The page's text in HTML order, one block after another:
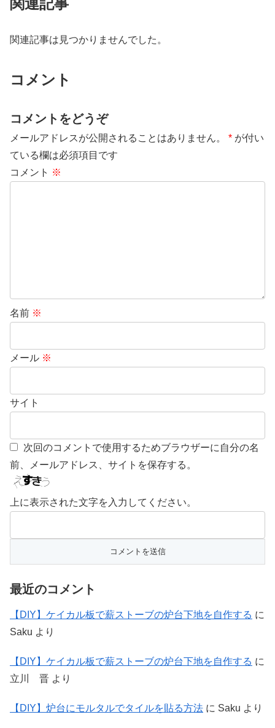
関連記事は見つかりませんでした。
コメント
コメントをどうぞ
メールアドレスが公開されることはありません。 * が付い
ている欄は必須項目です
コメント ※
名前 ※
メール ※
サイト
次回のコメントで使用するためブラウザーに自分の名
前、メールアドレス、サイトを保存する。
上に表示された文字を入力してください。
最近のコメント
【DIY】ケイカル板で薪ストーブの炉台下地を自作する に
Saku より
【DIY】ケイカル板で薪ストーブの炉台下地を自作する に
立川 晋 より
【DIY】炉台にモルタルでタイルを貼る方法 に Saku より